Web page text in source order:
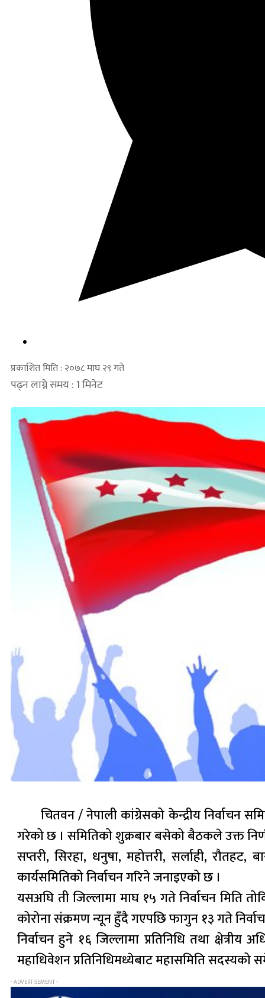
प्रकाशित मिति : २०७८ माघ २९ गते
पढ्न लाग्ने समय : 1 मिनेट
चितवन / नेपाली कांग्रेसको केन्द्रीय निर्वाचन
गरेको छ । समितिको शुक्रबार बसेको बैठकले उक्त
सप्तरी, सिरहा, धनुषा, महोत्तरी, सर्लाही,
कार्यसमितिको निर्वाचन गरिने जनाइएको छ ।
यसअघि ती जिल्लामा माघ १५ गते निर्वाचन मिति
कोरोना संक्रमण न्यून हुँदै गएपछि फागुन १३ गते
निर्वाचन हुने १६ जिल्लामा प्रतिनिधि तथा क्षेत्रीय
महाधिवेशन प्रतिनिधिमध्येबाट महासमिति सदस्यको
- ADVERTISEMENT -